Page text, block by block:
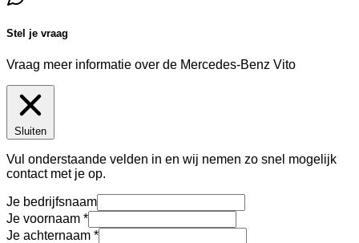
Stel je vraag
Vraag meer informatie over de Mercedes-Benz Vito
Sluiten
Vul onderstaande velden in en wij nemen zo snel mogelijk
contact met je op.
Je bedrijfsnaam
Je voornaam
Je achternaam